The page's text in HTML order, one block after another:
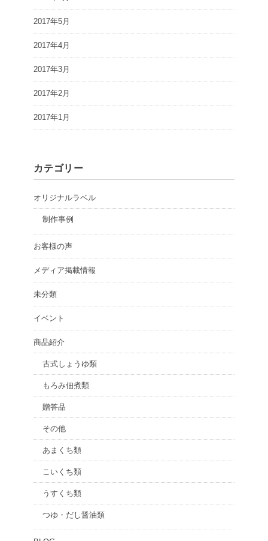
2017年5月
2017年4月
2017年3月
2017年2月
2017年1月
カテゴリー
オリジナルラベル
制作事例
お客様の声
メディア掲載情報
未分類
イベント
商品紹介
古式しょうゆ類
もろみ佃煮類
贈答品
その他
あまくち類
こいくち類
うすくち類
つゆ・だし醤油類